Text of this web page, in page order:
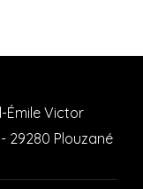
29280 Plouzané